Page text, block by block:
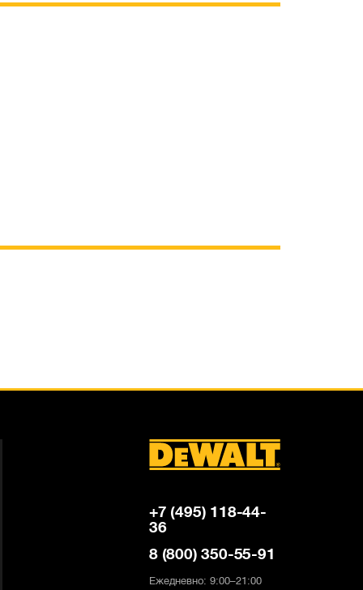
+7 (495) 118-44-
36
8 (800) 350-55-91
Ежедневно: 9:00–21:00